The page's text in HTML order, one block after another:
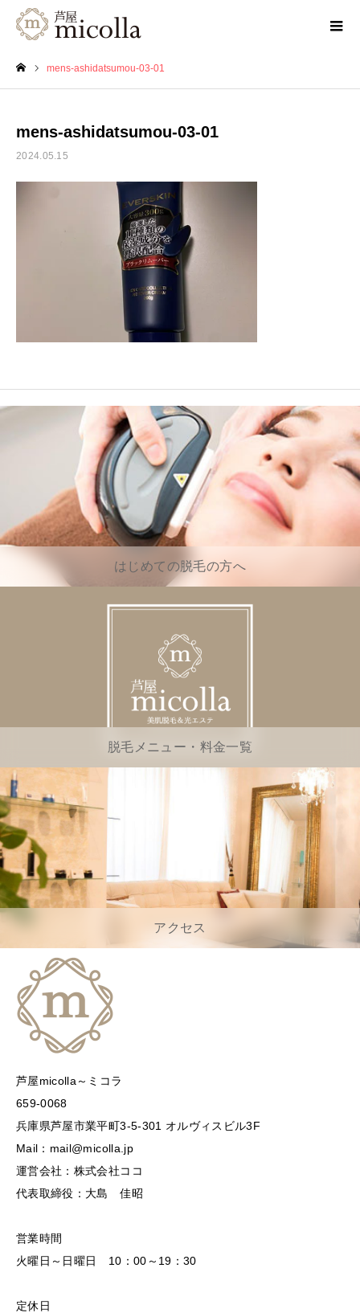
mens-ashidatsumou-03-01
mens-ashidatsumou-03-01
2024.05.15
はじめての脱毛の方へ
脱毛メニュー・料金一覧
アクセス
芦屋micolla～ミコラ
659-0068
兵庫県芦屋市業平町3-5-301 オルヴィスビル3F
Mail：mail@micolla.jp
運営会社：株式会社ココ
代表取締役：大島 佳昭
営業時間
火曜日～日曜日 10：00～19：30
定休日